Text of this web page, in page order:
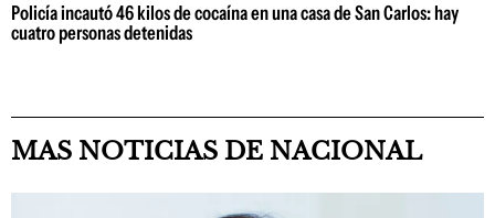
Policía incautó 46 kilos de cocaína en una casa de San Carlos: hay
cuatro personas detenidas
MAS NOTICIAS DE NACIONAL